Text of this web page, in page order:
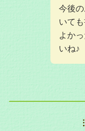
今後
いて
よか
いね♪